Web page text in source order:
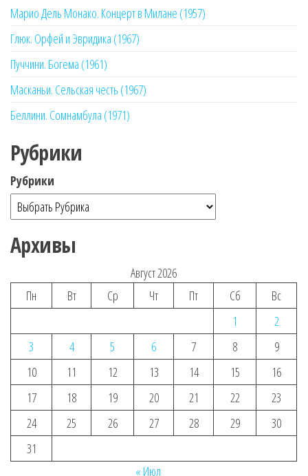
Марио Дель Монако. Концерт в Милане (1957)
Глюк. Орфей и Эвридика (1967)
Пуччини. Богема (1961)
Масканьи. Сельская честь (1967)
Беллини. Сомнамбула (1971)
Рубрики
Рубрики
Архивы
Август 2026
Пн
Вт Ср Чт Пт Сб
Вс
1
2
3
4 5 6 7 8
9
10
11 12 13 14 15
16
17
18 19 20 21 22
23
24
25 26 27 28 29
30
31
« Июл